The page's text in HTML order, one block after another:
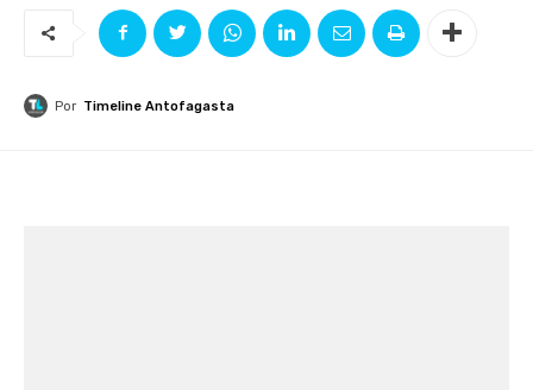
Por Timeline Antofagasta